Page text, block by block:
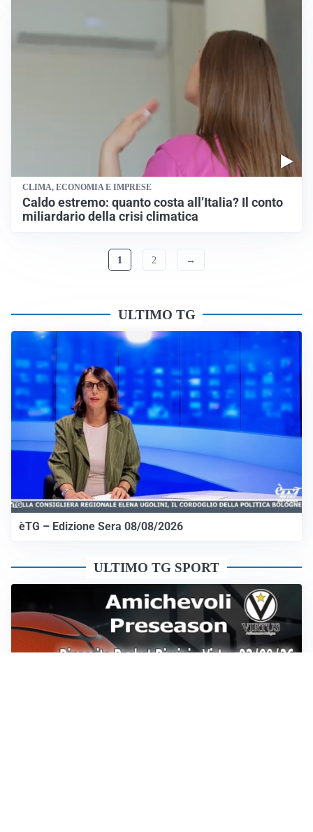
CLIMA, ECONOMIA E IMPRESE
Caldo estremo: quanto costa all’Italia? Il conto
miliardario della crisi climatica
1 2 →
ULTIMO TG
èTG – Edizione Sera 08/08/2026
ULTIMO TG SPORT